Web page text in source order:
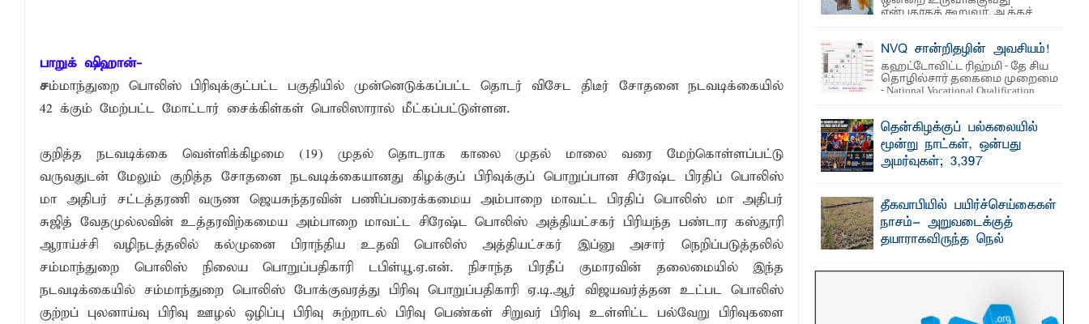
2026 - 2027 இல் வலுவான El Niño உருவாகிறது: இலங்கை - இந்தியாவுக்கு வறட்சி, வெள்ளம் மற்றும் பருவமழை மாற்றங்களுக்கு முன்கூட்டிய
எச்சரிக்கை!
சுகாதார விதிமுறைகளை மீறிய வியாபாரிகளுக்கு எதிராகச் சட்ட நடவடிக்கை! மனித நுகர்வுக்குப் பொருத்தமற்ற உணவுகள் கைப்பற்றப்பட்டுக் அழிப்பு
பாறுக் ஷிஹான்-
சம்மாந்துறை பொலிஸ் பிரிவுக்குட்பட்ட பகுதியில் முன்னெடுக்கப்பட்ட தொடர் விசேட திடீர் சோதனை நடவடிக்கையில்
42 க்கும் மேற்பட்ட மோட்டார் சைக்கிள்கள் பொலிஸாரால் மீட்கப்பட்டுள்ளன.
குறித்த நடவடிக்கை வெள்ளிக்கிழமை (19) முதல் தொடராக காலை முதல் மாலை வரை மேற்கொள்ளப்பட்டு
வருவதுடன் மேலும் குறித்த சோதனை நடவடிக்கையானது கிழக்குப் பிரிவுக்குப் பொறுப்பான சிரேஷ்ட பிரதிப் பொலிஸ்
மா அதிபர் சட்டத்தரணி வருண ஜெயசுந்தரவின் பணிப்பரைக்கமைய அம்பாறை மாவட்ட பிரதிப் பொலிஸ் மா அதிபர்
சுஜித் வேதமுல்லவின் உத்தரவிற்கமைய அம்பாறை மாவட்ட சிரேஷ்ட பொலிஸ் அத்தியட்சகர் பிரியந்த பண்டார கஸ்தூரி
ஆராய்ச்சி வழிநடத்தலில் கல்முனை பிராந்திய உதவி பொலிஸ் அத்தியட்சகர் இப்னு அசார் நெறிப்படுத்தலில்
சம்மாந்துறை பொலிஸ் நிலைய பொறுப்பதிகாரி டபிள்யூ.ஏ.என். நிசாந்த பிரதீப் குமாரவின் தலைமையில் இந்த
நடவடிக்கையில் சம்மாந்துறை பொலிஸ் போக்குவரத்து பிரிவு பொறுப்பதிகாரி ஏ.டி.ஆர் விஜயவர்த்தன உட்பட பொலிஸ்
குற்றப் புலனாய்வு பிரிவு ஊழல் ஒழிப்பு பிரிவு சுற்றாடல் பிரிவு பெண்கள் சிறுவர் பிரிவு உள்ளிட்ட பல்வேறு பிரிவுகளை
என்பதாகக் கூறுவர். ஆக்கச்
சிந்தனை ...
NVQ சான்றிதழின் அவசியம்!
கஹட்டோவிட்ட ரிஹ்மி - தே சிய
தொழில்சார் தகைமை முறைமை
- National Vocational Qualification
(NVQ) ...
தென்கிழக்குப் பல்கலையில்
மூன்று நாட்கள், ஒன்பது
அமர்வுகள்; 3,397
சிறந்த மாணவர்களுக்கு
தங்கப்பதக்கங்கள், நினைவுப் பதக்கங்கள்
மற்றும் சிறப்புப் பரிசுகள்
எம்.வை. அமீர்- ஒ லுவிலில் அமைந்துள்ள
தென்கிழக்குப் பல்கலைக்கழகத்தின்
18ஆவது பொதுப் பட்டமளிப்பு விழா ...
தீகவாபியில் பயிர்ச்செய்கைகள்
நாசம்- அறுவடைக்குத்
தயாராகவிருந்த நெல்
காட்டு யானைகள்
தீகவாபி பிரதேசத்தில் அறுவடைக்குத்
தயாரான நிலையில் காணப்பட்ட பல ...